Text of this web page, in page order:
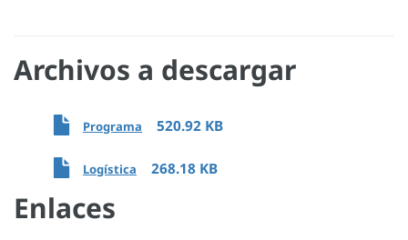
Archivos a descargar
Programa 520.92 KB
Logística 268.18 KB
Enlaces